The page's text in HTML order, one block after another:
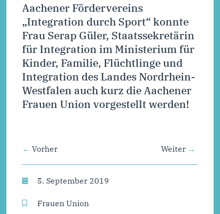
Aachener Fördervereins
„Integration durch Sport“ konnte
Frau Serap Güler, Staatssekretärin
für Integration im Ministerium für
Kinder, Familie, Flüchtlinge und
Integration des Landes Nordrhein-
Westfalen auch kurz die Aachener
Frauen Union vorgestellt werden!
Vorher Weiter
5. September 2019
Frauen Union